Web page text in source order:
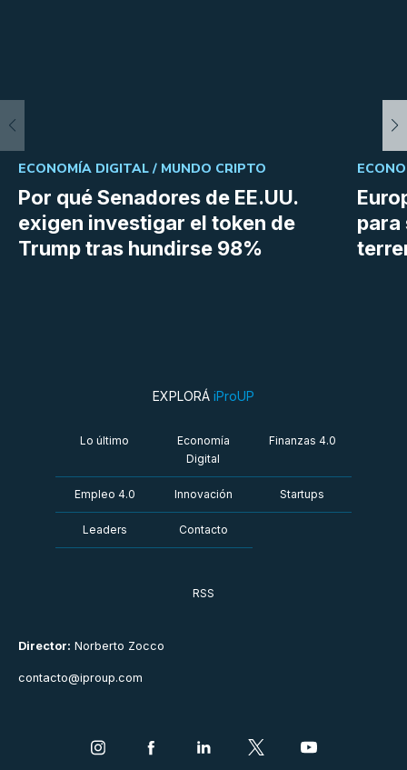
Por qué Senadores de EE.UU.
exigen investigar el token de
Trump tras hundirse 98%
ECONOMÍA DIGITAL / MUNDO CRIPTO
para
Director: Norberto Zocco
contacto@iproup.com
EXPLORÁ iProUP
Lo último
Economía
Digital
Finanzas 4.0
Empleo 4.0 Innovación Startups
Leaders Contacto
RSS